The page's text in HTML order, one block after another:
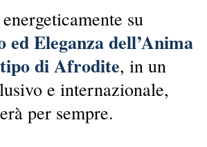
su
ed Eleganza dell’Anima
di Afrodite, in un
e internazionale,
per sempre.